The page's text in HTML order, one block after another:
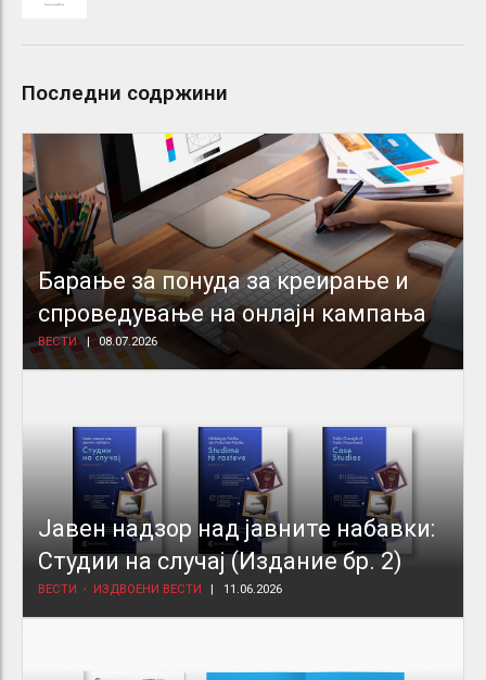
Последни содржини
Барање за понуда за креирање и
спроведување на онлајн кампања
ВЕСТИ 08.07.2026
Јавен надзор над јавните набавки:
Студии на случај (Издание бр. 2)
ВЕСТИ ИЗДВОЕНИ ВЕСТИ 11.06.2026